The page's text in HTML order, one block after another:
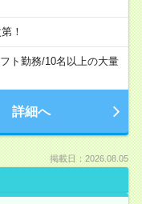
！
ト勤務/10名以上の大量
詳細へ
掲載日：2026.08.05